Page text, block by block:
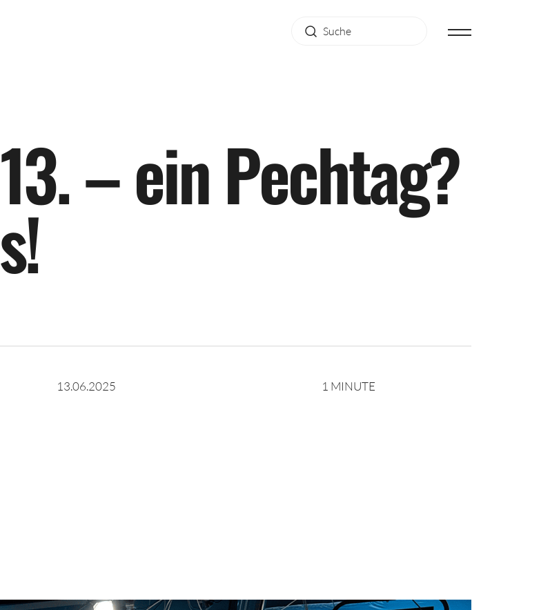
13.–einPechtag?
s!
13.06.2025 1 MINUTE